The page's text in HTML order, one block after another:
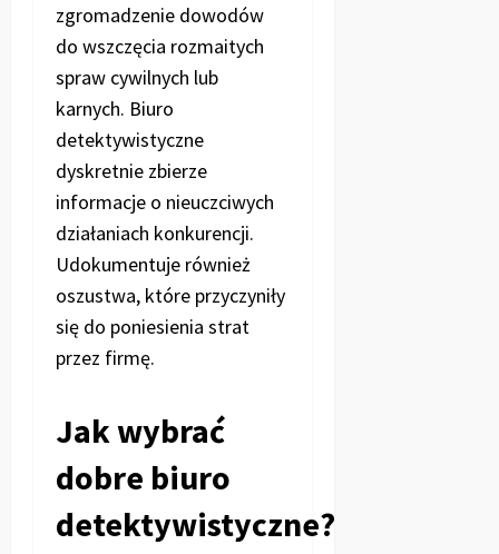
zgromadzenie dowodów
do wszczęcia rozmaitych
spraw cywilnych lub
karnych. Biuro
detektywistyczne
dyskretnie zbierze
informacje o nieuczciwych
działaniach konkurencji.
Udokumentuje również
oszustwa, które przyczyniły
się do poniesienia strat
przez firmę.
Jak wybrać
dobre biuro
detektywistyczne?